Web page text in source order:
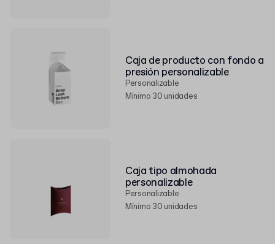
Caja de producto con fondo a
presión personalizable
Personalizable
Mínimo 30 unidades
Caja tipo almohada
personalizable
Personalizable
Mínimo 30 unidades